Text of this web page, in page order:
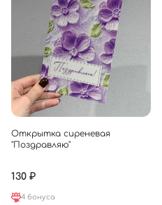
Открытка сиреневая
"Поздравляю"
130 ₽
4 бонуса